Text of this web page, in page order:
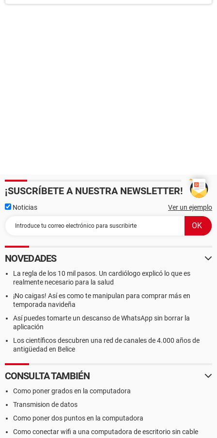
¡SUSCRÍBETE A NUESTRA NEWSLETTER!
Noticias Ver un ejemplo
NOVEDADES
La regla de los 10 mil pasos. Un cardiólogo explicó lo que es
realmente necesario para la salud
¡No caigas! Así es como te manipulan para comprar más en
temporada navideña
Así puedes tomarte un descanso de WhatsApp sin borrar la
aplicación
Los científicos descubren una red de canales de 4.000 años de
antigüedad en Belice
CONSULTA TAMBIÉN
Como poner grados en la computadora
Transmision de datos
Como poner dos puntos en la computadora
Como conectar wifi a una computadora de escritorio sin cable